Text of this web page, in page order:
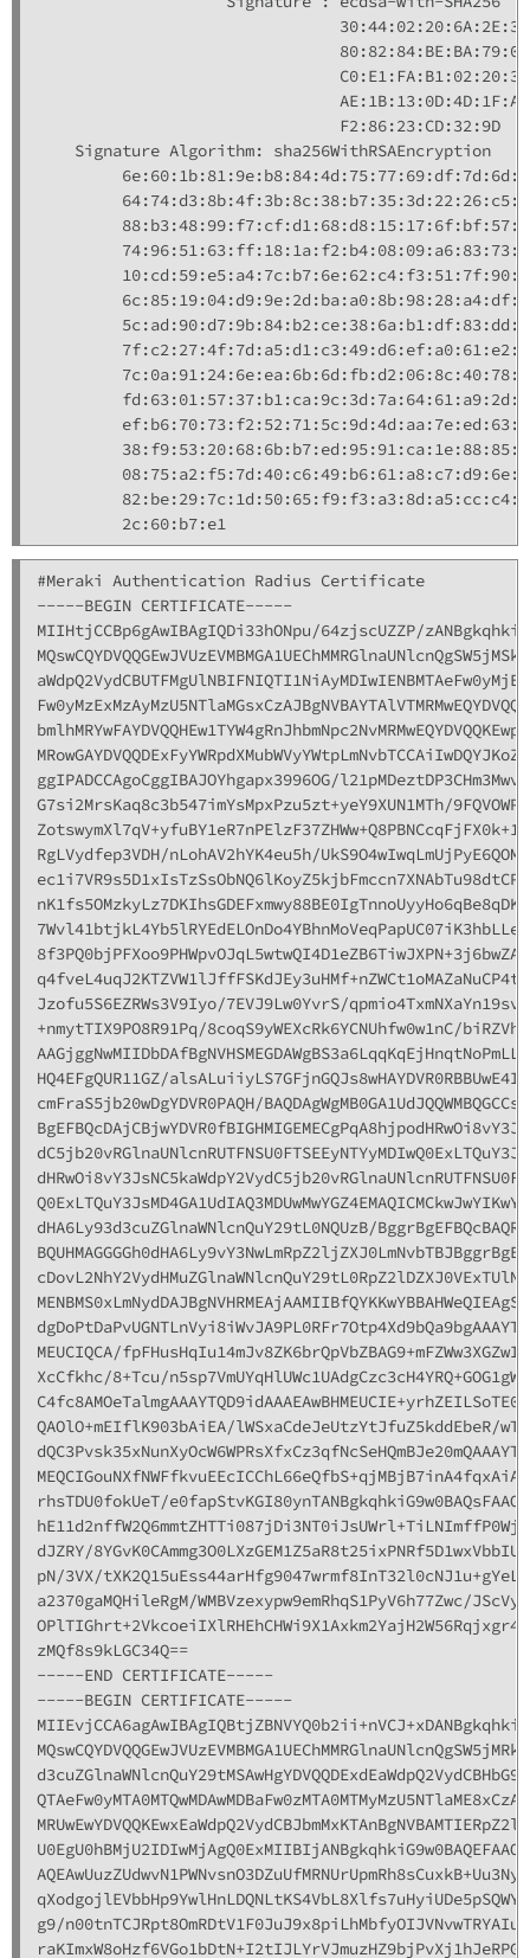
                                F2:86:23:CD:32:9D
    Signature Algorithm: sha256WithRSAEncryption
#Meraki Authentication Radius Certificate
-----BEGIN CERTIFICATE-----
MIIHtjCCBp6gAwIBAgIQDi33hONpu/64zjscUZZP/
ggIPADCCAgoCggIBAJOYhgapx3996OG/
G7si2MrsKaq8c3b547imYsMpxPzu5zt+yeY9XUN1MTh/
RgLVydfep3VDH/nLohAV2hYK4eu5h/
Jzofu5S6EZRWs3V9Iyo/7EVJ9Lw0YvrS/
+nmytTIX9PO8R91Pq/8coqS9yWEXcRk6YCNUhfw0w1nC/
HQ4EFgQUR11GZ/
cmFraS5jb20wDgYDVR0PAQH/
dHA6Ly93d3cuZGlnaWNlcnQuY29tL0NQUzB/
MEUCIQCA/
XcCfkhc/8+Tcu/
QAOlO+mEIflK903bAiEA/lWSxaCdeJeUtzYtJfuZ5kddEbeR/
rhsTDU0fokUeT/
dJZRY/
pN/3VX/
a2370gaMQHileRgM/WMBVzexypw9emRhqS1PyV6h77Zwc/
zMQf8s9kLGC34Q==
-----END CERTIFICATE-----
-----BEGIN CERTIFICATE-----
g9/
raKImxW8oHzf6VGo1bDtN+I2tIJLYrVJmuzHZ9bjPvXj1hJeRPG/